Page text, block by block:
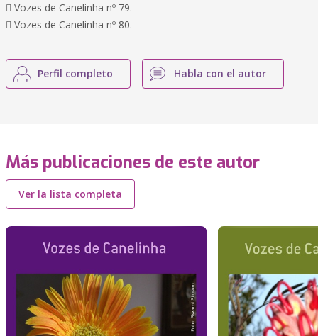
 Vozes de Canelinha nº 79.
 Vozes de Canelinha nº 80.
Perfil completo Habla con el autor
Más publicaciones de este autor
Ver la lista completa